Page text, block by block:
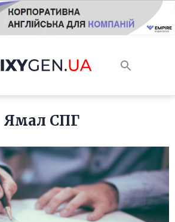
Ямал СПГ